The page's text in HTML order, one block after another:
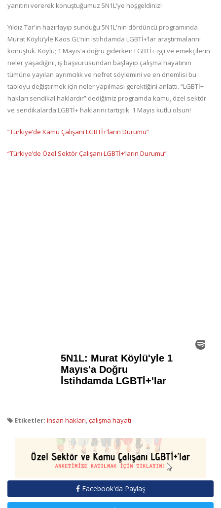
yanıtını vererek konuştuğumuz 5N1L'ye hoşgeldiniz!
Yıldız Tar'ın hazırlayıp sunduğu 5N1L'nin dördüncü programında
Murat Köylü’yle Kaos GL’nin istihdamda LGBTİ+’lar araştırmalarını
konuştuk. Köylü; 1 Mayıs’a doğru giderken LGBTİ+ işçi ve emekçilerin
neler yaşadığını, iş başvurusundan başlayıp çalışma hayatının
tümüne yayılan ayrımcılık ve nefret söylemini ve en önemlisi bu
tabloyu değiştirmek için neler yapılması gerektiğini anlattı. “LGBTİ+
hakları sendikal haklardır” dediğimiz programda kamu, özel sektör
ve sendikalarda LGBTİ+ haklarını tartıştık. 1 Mayıs kutlu olsun!
“Türkiye’de Kamu Çalışanı LGBTİ+’ların Durumu”
“Türkiye’de Özel Sektör Çalışanı LGBTİ+’ların Durumu”
Etiketler: insan hakları,çalışma hayatı
Facebook'da Paylaş